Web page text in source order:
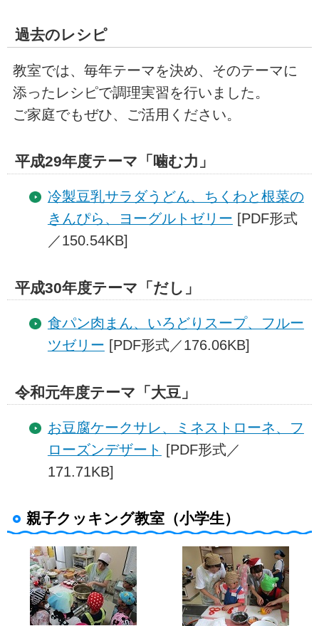
過去のレシピ
教室では、毎年テーマを決め、そのテーマに
添ったレシピで調理実習を行いました。
ご家庭でもぜひ、ご活用ください。
平成29年度テーマ「噛む力」
冷製豆乳サラダうどん、ちくわと根菜の
きんぴら、ヨーグルトゼリー [PDF形式
／150.54KB]
平成30年度テーマ「だし」
食パン肉まん、いろどりスープ、フルー
ツゼリー [PDF形式／176.06KB]
令和元年度テーマ「大豆」
お豆腐ケークサレ、ミネストローネ、フ
ローズンデザート
[PDF形式／
171.71KB]
親子クッキング教室（小学生）